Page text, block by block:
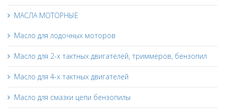
МАСЛА МОТОРНЫЕ
Масло для лодочных моторов
Масло для 2-х тактных двигателей, триммеров, бензопил
Масло для 4-х тактных двигателей
Масло для смазки цепи бензопилы